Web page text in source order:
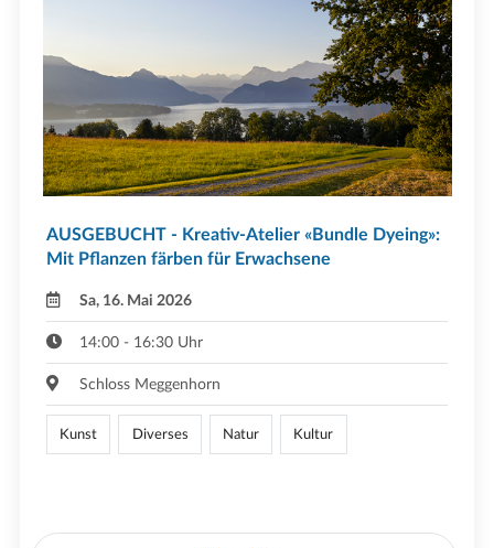
AUSGEBUCHT - Kreativ-Atelier «Bundle Dyeing»:
Mit Pflanzen färben für Erwachsene
Sa, 16. Mai 2026
14:00 - 16:30 Uhr
Schloss Meggenhorn
Kunst Diverses Natur Kultur